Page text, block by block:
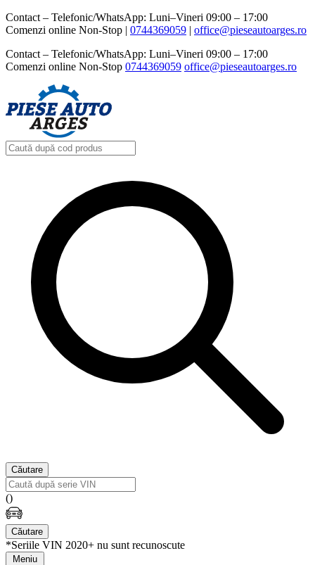
Contact – Telefonic/WhatsApp: Luni–Vineri 09:00 – 17:00
Comenzi online Non-Stop | 0744369059‬ | office@pieseautoarges.ro
Contact – Telefonic/WhatsApp: Luni–Vineri 09:00 – 17:00
Comenzi online Non-Stop 0744369059‬ office@pieseautoarges.ro
Căutare
()
Căutare
*Seriile VIN 2020+ nu sunt recunoscute
Meniu